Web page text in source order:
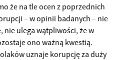
że na tle ocen z poprzednich
– w opinii badanych – nie
nie ulega wątpliwości, że w
ono ważną kwestią.
uznaje korupcję za duży